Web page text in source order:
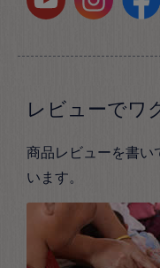
レビューでワ
商品レビューを書い
います。